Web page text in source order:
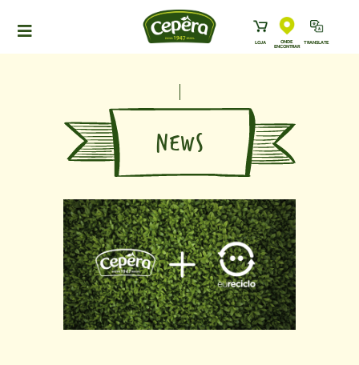
LOJA
ONDE
ENCONTRAR
TRANSLATE
ONDE ENCONTRAR
A CEPÊRA
HISTÓRIA
SUSTENTABILIDADE
CONTATO
DOWNLOADS
NEWS